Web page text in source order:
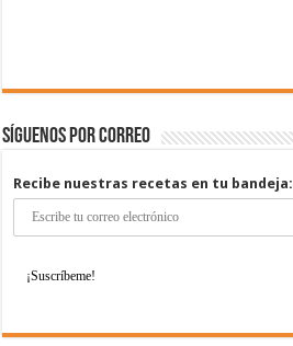
Síguenos por correo
Recibe nuestras recetas en tu bandeja: